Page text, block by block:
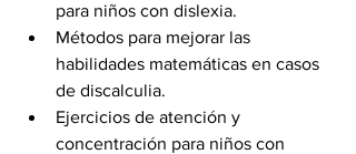
para niños con dislexia.
Métodos para mejorar las
habilidades matemáticas en casos
de discalculia.
Ejercicios de atención y
concentración para niños con